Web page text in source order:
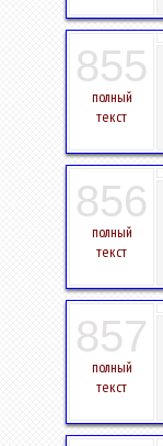
855
полный
текст
856
полный
текст
857
полный
текст